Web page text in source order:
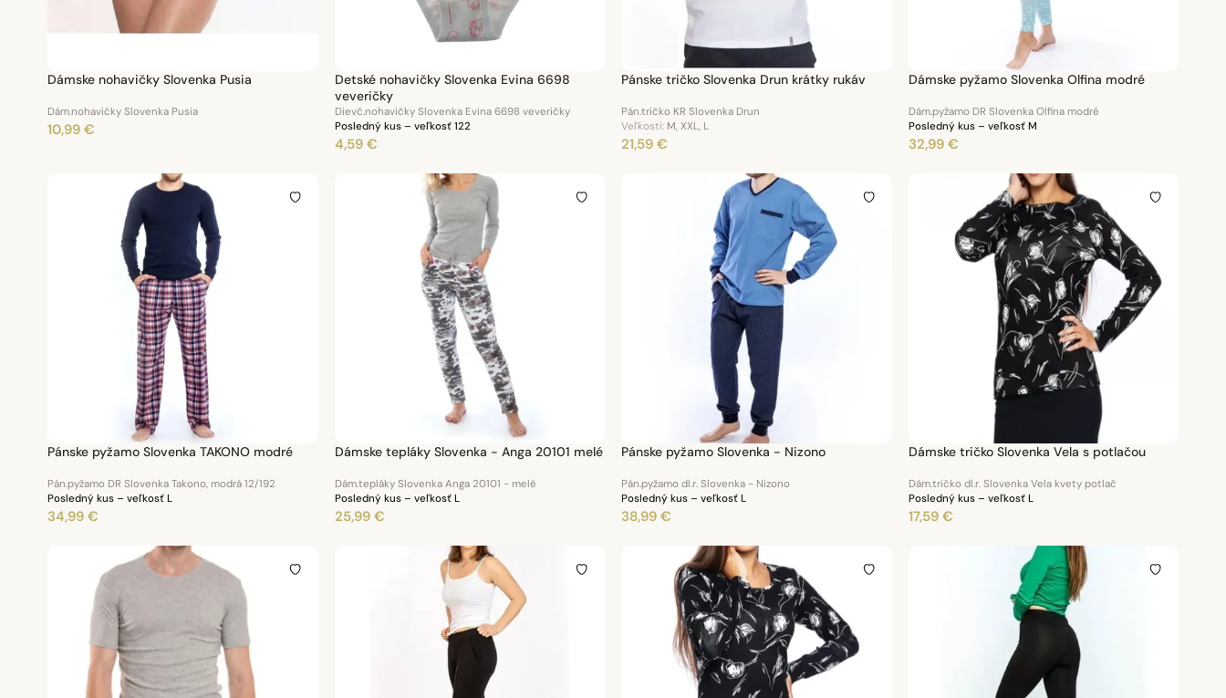
Dámske nohavičky Slovenka Pusia
Dám.nohavičky Slovenka Pusia
10,99 €
Detské nohavičky Slovenka Evina 6698
veveričky
Dievč.nohavičky Slovenka Evina 6698 veveričky
Posledný kus – veľkosť 122
4,59 €
Pánske tričko Slovenka Drun krátky rukáv
Pán.tričko KR Slovenka Drun
Veľkosti: M, XXL, L
21,59 €
Dámske pyžamo Slovenka Olfina modré
Dám.pyžamo DR Slovenka Olfina modré
Posledný kus – veľkosť M
32,99 €
Pánske pyžamo Slovenka TAKONO modré
Pán.pyžamo DR Slovenka Takono, modrá 12/192
Posledný kus – veľkosť L
34,99 €
Dámske tepláky Slovenka - Anga 20101 melé
Dám.tepláky Slovenka Anga 20101 - melé
Posledný kus – veľkosť L
25,99 €
Pánske pyžamo Slovenka - Nizono
Pán.pyžamo dl.r. Slovenka - Nizono
Posledný kus – veľkosť L
38,99 €
Dámske tričko Slovenka Vela s potlačou
Dám.tričko dl.r. Slovenka Vela kvety potlač
Posledný kus – veľkosť L
17,59 €